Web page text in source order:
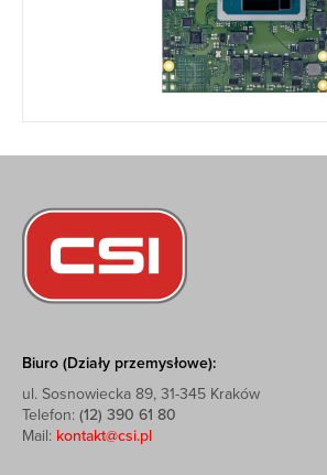
Biuro (Działy przemysłowe):
ul. Sosnowiecka 89, 31-345 Kraków
Telefon: (12) 390 61 80
Mail: kontakt@csi.pl